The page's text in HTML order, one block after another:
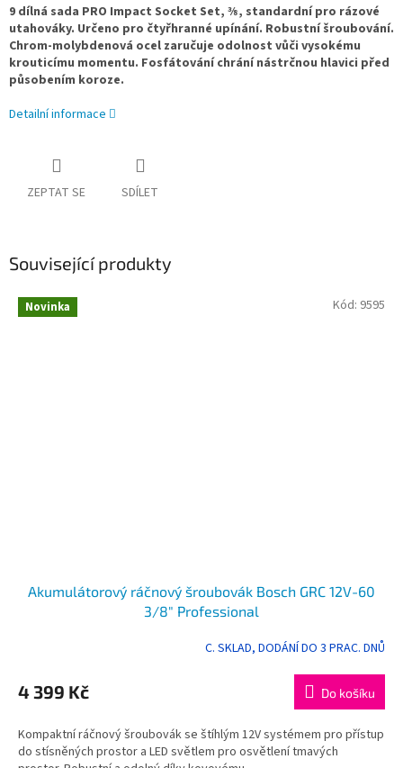
9 dílná sada PRO Impact Socket Set, ⅜, standardní pro rázové
utahováky. Určeno pro čtyřhranné upínání. Robustní šroubování.
Chrom-molybdenová ocel zaručuje odolnost vůči vysokému
krouticímu momentu. Fosfátování chrání nástrčnou hlavici před
působením koroze.
Detailní informace
ZEPTAT SE SDÍLET
Související produkty
Novinka
Akumulátorový ráčnový šroubovák Bosch GRC 12V-60
3/8" Professional
C. SKLAD, DODÁNÍ DO 3 PRAC. DNŮ
4 399 Kč Do košíku
Kompaktní ráčnový šroubovák se štíhlým 12V systémem pro přístup
do stísněných prostor a LED světlem pro osvětlení tmavých
Kód: 9595